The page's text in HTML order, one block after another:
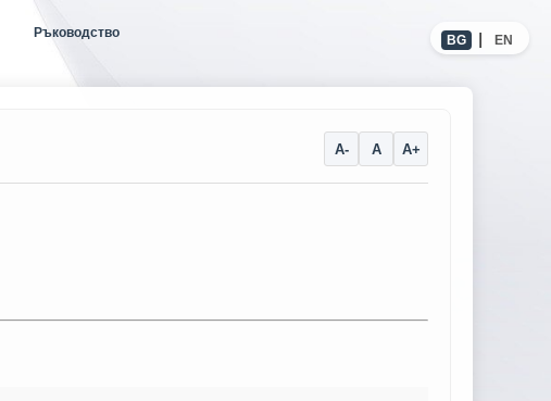
BG | EN
Ръководство
A- A A+